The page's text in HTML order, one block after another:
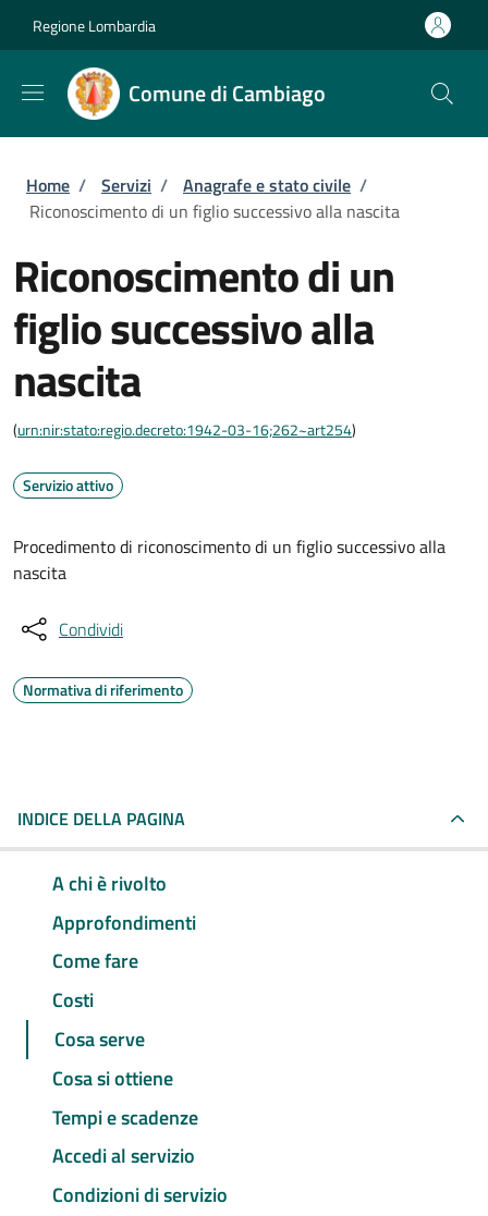
Regione Lombardia
Comune di Cambiago
Briciole di pane
Home / Servizi / Anagrafe e stato civile /
Riconoscimento di un figlio successivo alla nascita
Riconoscimento di un
figlio successivo alla
nascita
(urn:nir:stato:regio.decreto:1942-03-16;262~art254)
Servizio attivo
Procedimento di riconoscimento di un figlio successivo alla
nascita
Condividi
Normativa di riferimento
INDICE DELLA PAGINA
A chi è rivolto
Approfondimenti
Come fare
Costi
Cosa serve
Cosa si ottiene
Tempi e scadenze
Accedi al servizio
Condizioni di servizio